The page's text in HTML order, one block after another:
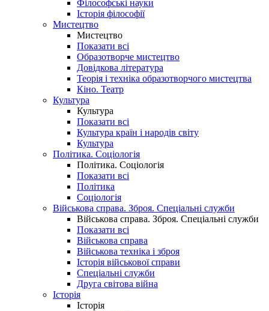
Філософські науки
Історія філософії
Мистецтво
Мистецтво
Показати всі
Образотворче мистецтво
Довідкова література
Теорія і техніка образотворчого мистецтва
Кіно. Театр
Культура
Культура
Показати всі
Культура країн і народів світу
Культура
Політика. Соціологія
Політика. Соціологія
Показати всі
Політика
Соціологія
Військова справа. Зброя. Спеціальні служби
Військова справа. Зброя. Спеціальні служби
Показати всі
Військова справа
Військова техніка і зброя
Історія військової справи
Спеціальні служби
Друга світова війна
Історія
Історія